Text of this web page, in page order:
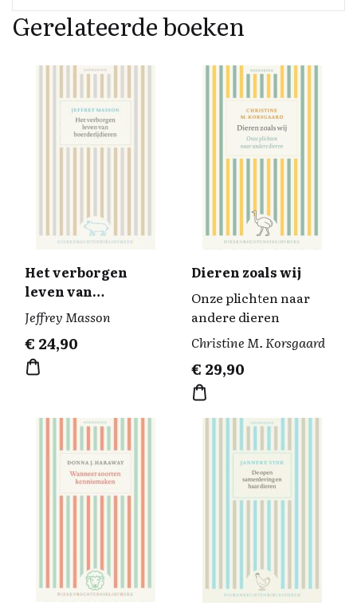
Gerelateerde boeken
Het verborgen
leven van
boerderijdieren
Jeffrey Masson
€ 24,90
Dieren zoals wij
Onze plichten naar
andere dieren
Christine M. Korsgaard
€ 29,90